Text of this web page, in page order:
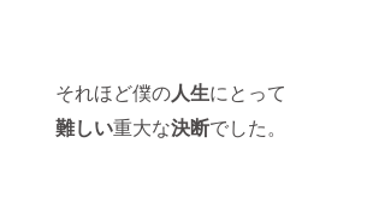
それほど僕の人生にとって
難しい重大な決断でした。